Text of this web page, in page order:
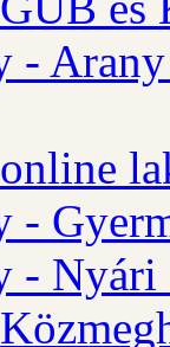
- Arany
-
- Nyári